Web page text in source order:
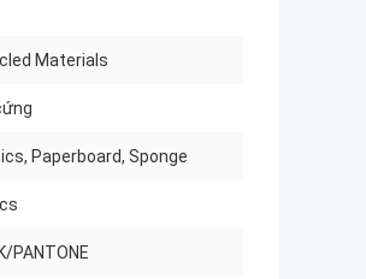
Materials
Paperboard, Sponge
PANTONE